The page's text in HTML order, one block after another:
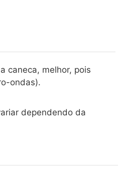
caneca, melhor, pois
ondas).
dependendo da